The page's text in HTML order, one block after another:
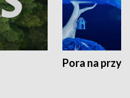
Pora na